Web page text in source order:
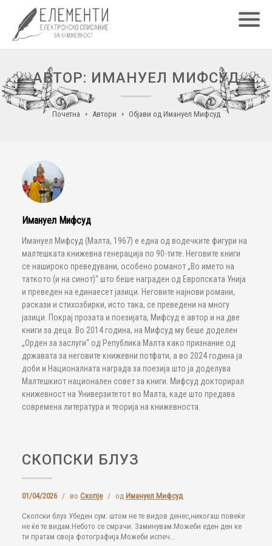
АВТОР: ИМАНУЕЛ МИФСУД
Почетна Автори Објави од Имануел Мифсуд
Имануел Мифсуд
Имануел Мифсуд (Малта, 1967) е една од водечките фигури на
малтешката книжевна генерација по 90-тите. Неговите книги
се нашироко преведувани, особено романот „Во името на
таткото (и на синот)“ што беше награден од Европската Унија
и преведен на единаесет јазици. Неговите најнови романи,
раскази и стихозбирки, исто така, се преведени на многу
јазици. Покрај прозата и поезијата, Мифсуд е автор и на две
книги за деца. Во 2014 година, на Мифсуд му беше доделен
„Орден за заслуги“ од Република Малта како признание од
државата за неговите книжевни потфати, а во 2024 година ја
доби и Националната награда за поезија што ја доделува
Малтешкиот национален совет за книги. Мифсуд докторирал
книжевност на Универзитетот во Малта, каде што предава
современа литература и теорија на книжевноста.
СКОПСКИ БЛУЗ
01/04/2026 / во Скопје / од Имануел Мифсуд
Скопски блуз Убеден сум: штом не те видов денес,никогаш повеќе
не ќе те видам.Небото се смрачи. Заминувам.Можеби еден ден ке
ти пратам своја фотографија.Можеби испеч...